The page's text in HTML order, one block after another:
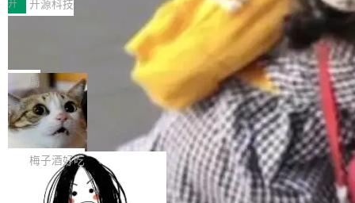
件。 腾讯网平团队在UCL-MPComm中实现了一
个独立于业务线程的全局通信引擎（Engine），
型或企业内部部署模型提升研发效率。但随着 AI
Coding 从个人辅助工具逐步走向团队级、组织
级应用，企业在规模化落地过程中，对安全性、
可控性和代码质量提出了更高要求。 首先是数据
安全与合规要求。对于大多数普通研发场景，公
有云模型能够满足快速试用和效率提升的需求。
但对于金融、能源、医疗等对数据安全要求较...
各领域的应用成果，覆盖技术底座、行业赋能、
产品应用、支撑保障、专题等五大方向。深信服
AI算力网关（AI创新平台）成功入选！ 随着各行
各业的Agent走向规模化建设，算力构成形态逐
渐丰富，用户关注的重点也在发生变化：不只是
让AI用起来，还要进一步看清混合算力时代下，
Token花在哪里、算力是否被充分利用，以及持
续增长的AI成本该如何优化。 深信服AI算力网关
正是围绕这些实际问题，从Token治理和成本治
理两个方面，让用户的每一份算力都看得清、管
开 开源科技
Jeff Dean 离开 Google：一个时代的结
束，一个实验室的开始
Google 员工编号 20。MapReduce 作者之一。
Bigtable 作者之一。TensorFlow 的作者之一。
Gemini 的架构师。Google 首席科学家。 Jeff D
ean 在 Google 工作了 27 年后，宣布离职。 他
不是一个人走。一同离开的还有 Sanjay Ghema
wat（Google 员工编号 23，Jeff Dean 二十多
年的编程搭档，MapReduce 和 Bigtable 的共同
作者）、Quoc Le（Google 大脑核心成员，Se
局
🔥 SolonCode v2026.8.4 发布：界面
字体可调、22 种语言、记忆搜索增强
打开终端就能上岗的全中文编码智能体，这一轮
把「看得清、用母语、记得住」三件事一次补
齐。 SolonCode 是什么 SolonCode 是杭州无
耳科技研发的企业级终端编码智能体——一位全
梅子酒好吃
让“代码语义理解”深度释放AI Coding